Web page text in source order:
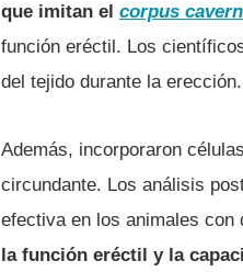
que imitan el corpus
función eréctil. Los
del tejido durante la erección.
Además, incorporaron
circundante. Los análisis
efectiva en los animales con
la función eréctil y la